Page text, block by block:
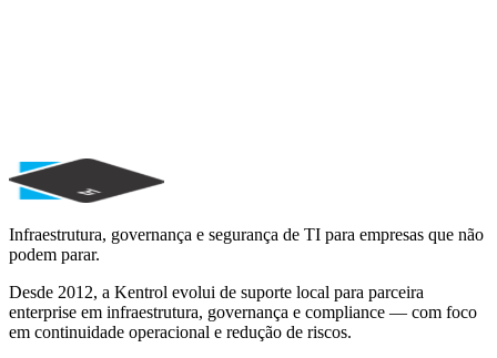
Solicitar DiagnósticoAgendar Consultoria
Infraestrutura, governança e segurança de TI para empresas que não
podem parar.
Desde 2012, a Kentrol evolui de suporte local para parceira
enterprise em infraestrutura, governança e compliance — com foco
em continuidade operacional e redução de riscos.